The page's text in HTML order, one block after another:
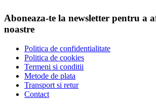
Aboneaza-te la newsletter pentru a
noastre
Politica de confidentialitate
Politica de cookies
Termeni si conditii
Metode de plata
Transport si retur
Contact